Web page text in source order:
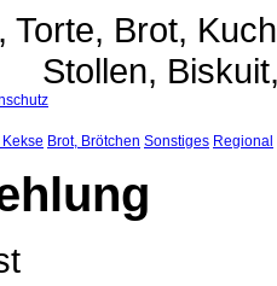
Torte, Brot,
Stollen,
Brot, Brötchen Sonstiges Regional